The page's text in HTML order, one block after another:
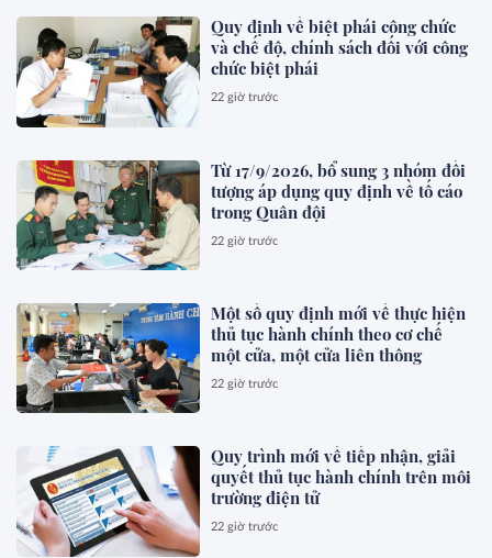
Quy định về biệt phái công chức
và chế độ, chính sách đối với công
chức biệt phái
22 giờ trước
Từ 17/9/2026, bổ sung 3 nhóm đối
tượng áp dụng quy định về tố cáo
trong Quân đội
22 giờ trước
Một số quy định mới về thực hiện
thủ tục hành chính theo cơ chế
một cửa, một cửa liên thông
22 giờ trước
Quy trình mới về tiếp nhận, giải
quyết thủ tục hành chính trên môi
trường điện tử
22 giờ trước